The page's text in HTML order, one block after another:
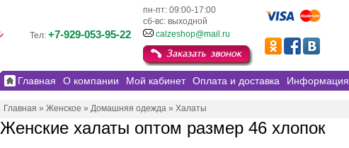
пн-пт: 09:00-17:00
сб-вс: выходной
Тел: +7-929-053-95-22 calzeshop@mail.ru
Главная О компании Мой кабинет Оплата и доставка Информация
Главная » Женское » Домашняя одежда» Халаты
Женские халаты оптом размер 46 хлопок